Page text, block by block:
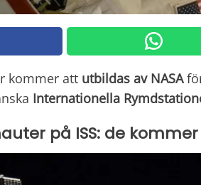
kommer att utbildas av NASA
Internationella
på ISS: de